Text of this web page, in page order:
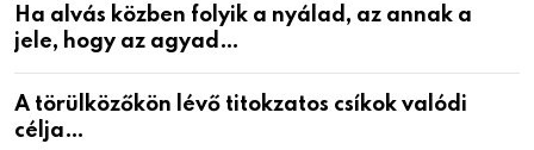
Ha alvás közben folyik a nyálad, az annak a
jele, hogy az agyad…
A törülközőkön lévő titokzatos csíkok valódi
célja…